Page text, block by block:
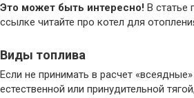
Это может быть интересно! В статье
ссылке читайте про котел для
Виды топлива
Если не принимать в расчет
естественной или принудительной